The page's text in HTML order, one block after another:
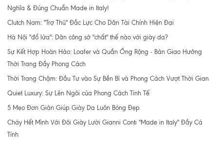
Nghĩa & Đúng Chuẩn Made in Italy!
Clutch Nam: "Trợ Thủ" Đắc Lực Cho Dân Tài Chính Hiện Đại
Hà Nội "đổ lửa": Dân công sở "chất" thế nào với giày da?
Sự Kết Hợp Hoàn Hảo: Loafer và Quần Ống Rộng - Bản Giao Hưởng
Thời Trang Đầy Phong Cách
Thời Trang Chậm: Đầu Tư vào Sự Bền Bỉ và Phong Cách Vượt Thời Gian
Quiet Luxury: Sự Lên Ngôi của Phong Cách Tinh Tế
5 Mẹo Đơn Giản Giúp Giày Da Luôn Bóng Đẹp
Cháy Hết Mình Với Đôi Giày Lười Gianni Conti "Made in Italy" Đầy Cá
Tính